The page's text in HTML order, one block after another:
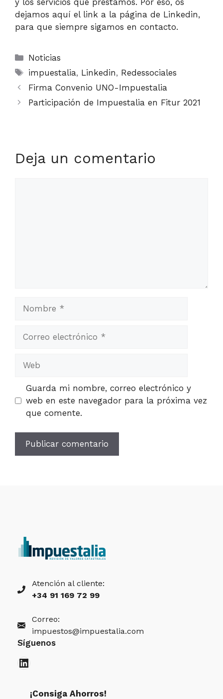
y los servicios que prestamos. Por eso, os
dejamos aquí el link a la página de Linkedin,
para que siempre sigamos en contacto.
Categorías
Noticias
Etiquetas
impuestalia, Linkedin, Redessociales
Firma Convenio UNO-Impuestalia
Participación de Impuestalia en Fitur 2021
Deja un comentario
Nombre
Guarda mi nombre, correo electrónico y
web en este navegador para la próxima vez
que comente.
Atención al cliente:
+34 91 169 72 99
Correo:
impuestos@impuestalia.com
Síguenos
LinkedIn
¡Consiga Ahorros!